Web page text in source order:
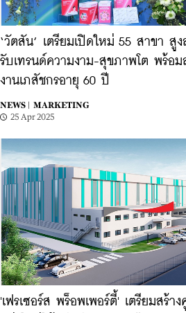
‘วัตสัน’ เตรียมเปิดใหม่ 55 สาขา สู
รับเทรนด์ความงาม-สุขภาพโต พร้อม
งานเภสัชกรอายุ 60 ปี
NEWS |
MARKETING
25 Apr 2025
'เฟรเซอร์ส พร็อพเพอร์ตี้' เตรียมสร้า